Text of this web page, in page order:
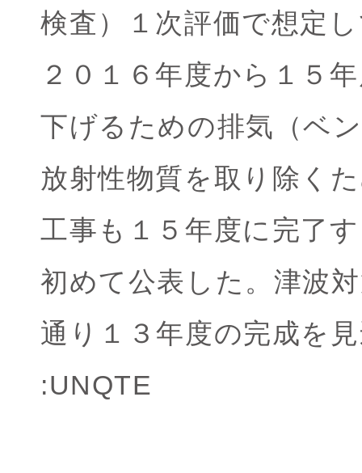
検査）１次評価で想定
２０１６年度から１５
下げるための排気（ベ
放射性物質を取り除く
工事も１５年度に完了
初めて公表した。津波
通り１３年度の完成を
:UNQTE